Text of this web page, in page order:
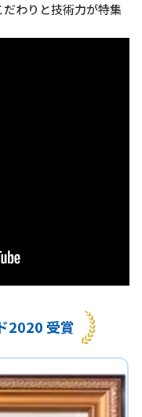
わりと技術力が特集
2020 受賞